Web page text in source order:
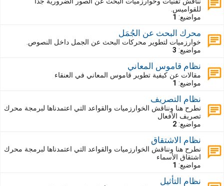
للقواميس.
مواضيع: 1
محرك البحث عن الجُمَل
خوارزميات لتطوير محركات البحث عن الجمل داخل النصوص.
مواضيع: 3
نظام قاموس المعاني
مقالات عن كيفية تطوير قاموس المعاني في العنقاء
مواضيع: 1
نظام التصريف
نطرح هنا ونناقش الخوارزميات والقواعد التي اعتمدناها لبرمجة محرك
تصريف الأفعال
مواضيع: 2
نظام الاشتقاق
نطرح هنا ونناقش الخوارزميات والقواعد التي اعتمدناها لبرمجة محرك
اشتقاق الأسماء
مواضيع: 1
نظام التأثيل